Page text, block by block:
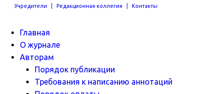
Учредители Редакционная коллегия Контакты
Главная
О журнале
Авторам
Порядок публикации
Требования к написанию аннотаций